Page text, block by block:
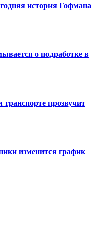
история Гофмана
о подработке в
прозвучит
изменится график